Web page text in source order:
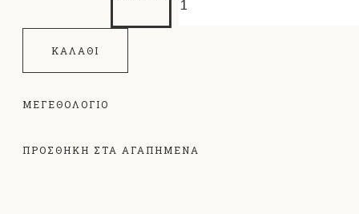
ΚΑΛΆΘΙ
ΜΕΓΕΘΟΛΌΓΙΟ
ΠΡΟΣΘΗΚΗ ΣΤΑ ΑΓΑΠΗΜΕΝΑ